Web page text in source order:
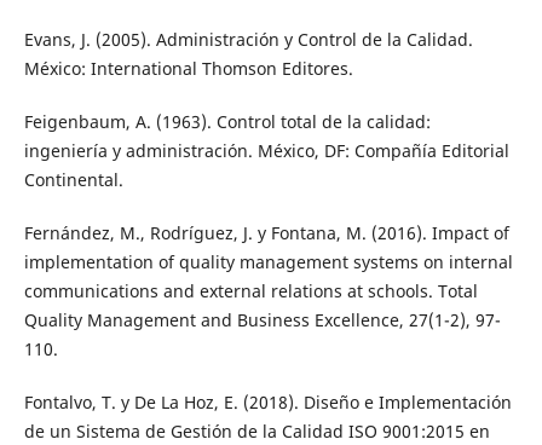
Evans, J. (2005). Administración y Control de la Calidad.
México: International Thomson Editores.
Feigenbaum, A. (1963). Control total de la calidad:
ingeniería y administración. México, DF: Compañía Editorial
Continental.
Fernández, M., Rodríguez, J. y Fontana, M. (2016). Impact of
implementation of quality management systems on internal
communications and external relations at schools. Total
Quality Management and Business Excellence, 27(1-2), 97-
110.
Fontalvo, T. y De La Hoz, E. (2018). Diseño e Implementación
de un Sistema de Gestión de la Calidad ISO 9001:2015 en